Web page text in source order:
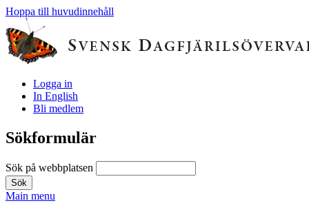
Hoppa till huvudinnehåll
Logga in
In English
Bli medlem
Sökformulär
Sök på webbplatsen
Main menu